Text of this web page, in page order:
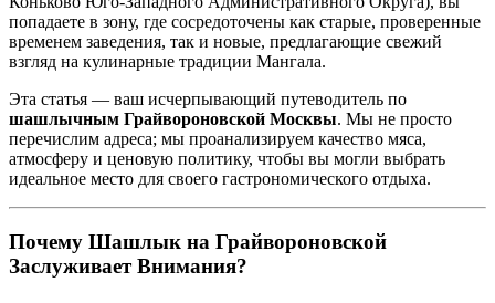
попадаете в зону, где сосредоточены как старые, проверенные
временем заведения, так и новые, предлагающие свежий
взгляд на кулинарные традиции Мангала.
Эта статья — ваш исчерпывающий путеводитель по
шашлычным Грайвороновской Москвы. Мы не просто
перечислим адреса; мы проанализируем качество мяса,
атмосферу и ценовую политику, чтобы вы могли выбрать
идеальное место для своего гастрономического отдыха.
Почему Шашлык на Грайвороновской
Заслуживает Внимания?